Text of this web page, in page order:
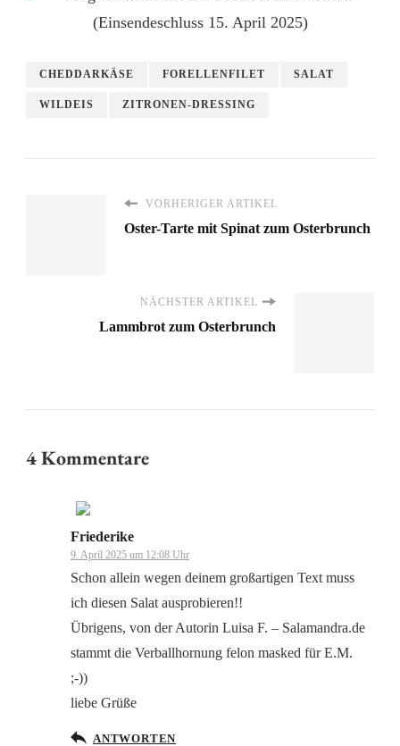
CHEDDARKÄSE FORELLENFILET SALAT
WILDEIS ZITRONEN-DRESSING
VORHERIGER ARTIKEL
Oster-Tarte mit Spinat zum Osterbrunch
NÄCHSTER ARTIKEL
Lammbrot zum Osterbrunch
4 Kommentare
Das „Echte-Person“-Abzeichen!
Anti-Spam von CleanTalk
Friederike
9. April 2025 um 12:08 Uhr
Schon allein wegen deinem großartigen Text muss
ich diesen Salat ausprobieren!!
Übrigens, von der Autorin Luisa F. – Salamandra.de
stammt die Verballhornung felon masked für E.M.
;-))
liebe Grüße
ANTWORTEN